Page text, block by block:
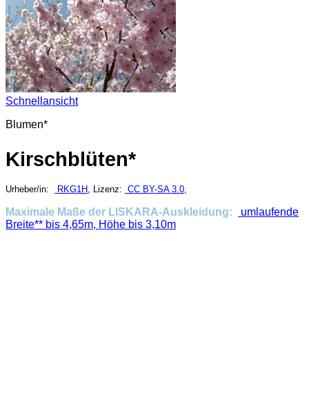
Schnellansicht
Blumen*
Kirschblüten*
Urheber/in: RKG1H , Lizenz: CC BY-SA 3.0
Maximale Maße der LISKARA-Auskleidung:
umlaufende
Breite** bis 4,65m, Höhe bis 3,10m